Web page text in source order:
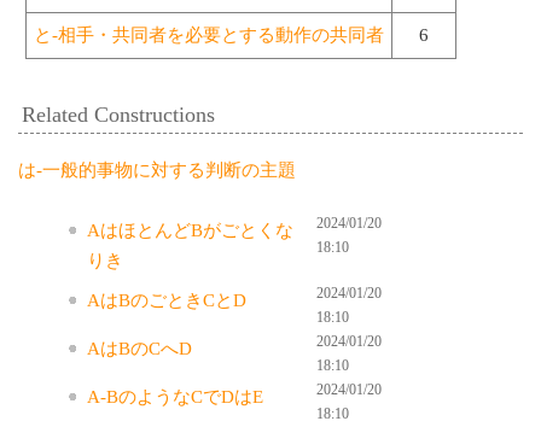
と-相手・共同者を必要とする動作の共同者 6
Related Constructions
は-一般的事物に対する判断の主題
AはほとんどBがごとくな
りき
2024/01/20
18:10
AはBのごときCとD
2024/01/20
18:10
AはBのCへD
2024/01/20
18:10
A-BのようなCでDはE
2024/01/20
18:10